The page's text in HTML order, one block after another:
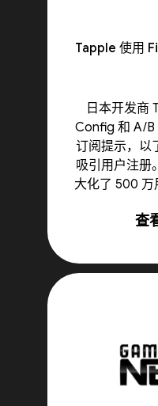
Tapple 使用
日本开发商
Config 和 A/B
订阅提示，以
吸引用户注册
大化了 500 万
查